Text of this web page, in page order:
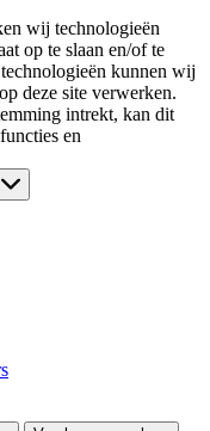
wij technologieën
op te slaan en/of te
kunnen wij
deze site verwerken.
intrekt, kan dit
en